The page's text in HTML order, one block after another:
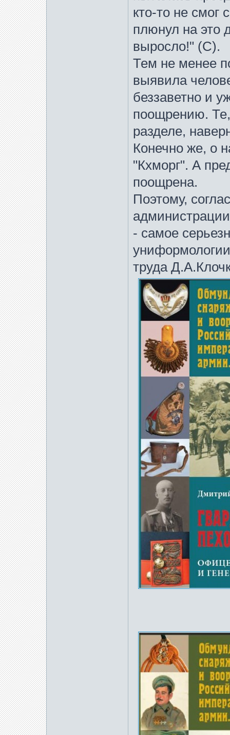
кто-то не смог
плюнул на это
выросло!" (С).
Тем не менее
выявила
беззаветно и
поощрению. Те,
разделе,
Конечно же, о
"Кхморг". А
поощрена.
Поэтому,
- самое
труда